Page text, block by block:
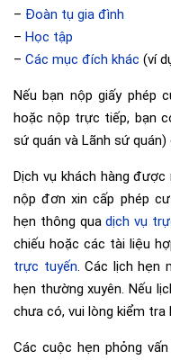
– Đoàn tụ gia đình
– Học tập
– Các mục đích khác (ví
Nếu bạn nộp giấy phép
hoặc nộp trực tiếp, bạn
sứ quán và Lãnh sứ
Dịch vụ khách hàng
nộp đơn xin cấp phép
hẹn thông quadịch vụ
chiếu hoặc các tài liệu
trực tuyến . Các lịch
hẹn thường xuyên. Nếu
chưa có, vui lòng kiểm tra
Các cuộc hẹn phỏng